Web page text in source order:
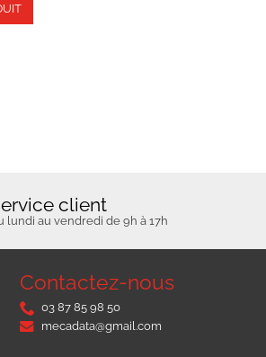
client
lundi au vendredi de 9h à 17h
Contactez-nous
03 87 85 98 50
mecadata@gmail.com